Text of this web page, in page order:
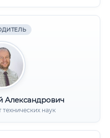
Александрович
наук